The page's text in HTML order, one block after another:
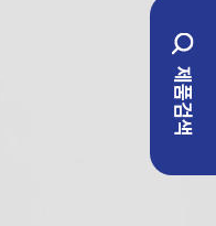
제품검색